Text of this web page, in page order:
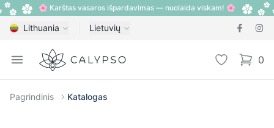
🌸 Karštas vasaros išpardavimas — nuolaida viskam! 🌸
Lithuania Lietuvių
Open menu
Calypso 0
items
Pagrindinis Katalogas